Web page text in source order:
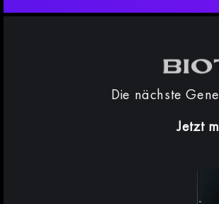
Die nächste
Jetzt